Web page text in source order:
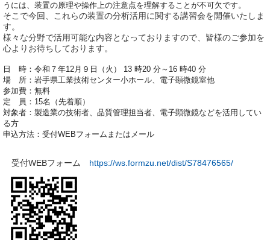
うには、装置の原理や操作上の注意点を理解することが不可欠です。
そこで今回、これらの装置の分析活用に関する講習会を開催いたしま
す。
様々な分野で活用可能な内容となっておりますので、皆様のご参加を
心よりお待ちしております。
日 時：令和７年12月９日（火） 13 時20 分～16 時40 分
場 所：岩手県工業技術センター小ホール、電子顕微鏡室他
参加費：無料
定 員：15名（先着順）
対象者：製造業の技術者、品質管理担当者、電子顕微鏡などを活用してい
る方
申込方法：受付WEBフォームまたはメール
受付WEBフォーム https://ws.formzu.net/dist/S78476565/